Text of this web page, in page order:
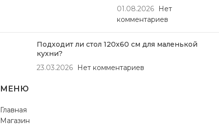
01.08.2026
Нет
комментариев
Подходит ли стол 120х60 см для маленькой
кухни?
23.03.2026
Нет комментариев
МЕНЮ
Главная
Магазин